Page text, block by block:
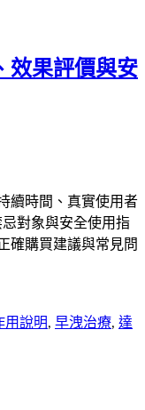
效果評價與安
續時間、真實使用者
對象與安全使用指
確購買建議與常見問
用說明, 早洩治療, 達